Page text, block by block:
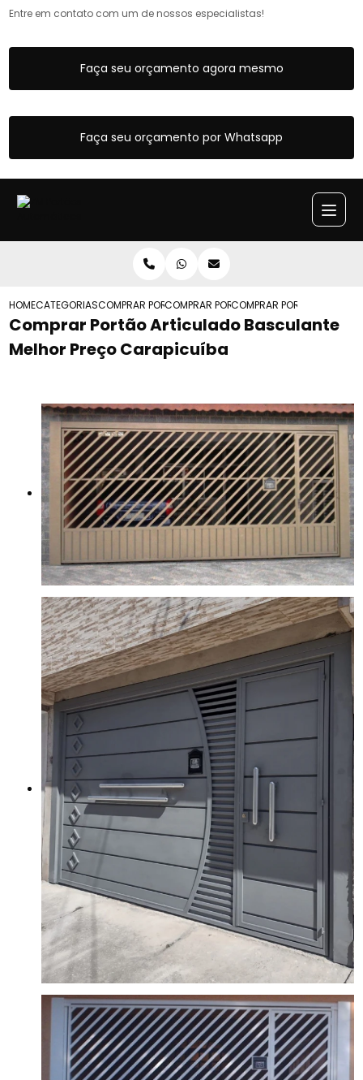
Entre em contato com um de nossos especialistas!
Faça seu orçamento agora mesmo
Faça seu orçamento por Whatsapp
HOMECATEGORIASCOMPRAR PORTOES ARTICULADOS
COMPRAR PORTAO ARTICULADO
COMPRAR PORTAO
Comprar Portão Articulado Basculante
Melhor Preço Carapicuíba